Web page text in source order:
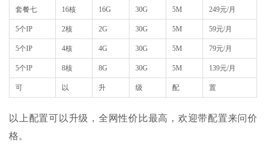
套餐七 16核 16G 30G 5M 249元/月
5个IP 2核 2G 30G 5M 59元/月
5个IP 4核 4G 30G 5M 79元/月
5个IP 8核 8G 30G 5M 139元/月
可 以 升 级 配 置
以上配置可以升级，全网性价比最高，欢迎带配置来问价
格。